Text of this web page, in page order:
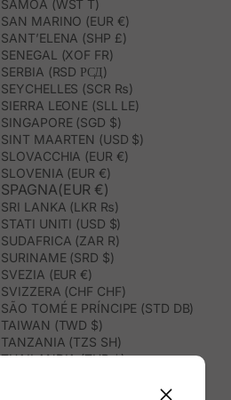
SAMOA (WST T)
SAN MARINO (EUR €)
SANT’ELENA (SHP £)
SENEGAL (XOF FR)
SERBIA (RSD РСД)
SEYCHELLES (SCR ₨)
SIERRA LEONE (SLL LE)
SINGAPORE (SGD $)
SINT MAARTEN (USD $)
SLOVACCHIA (EUR €)
SLOVENIA (EUR €)
SPAGNA(EUR €)
SRI LANKA (LKR ₨)
STATI UNITI (USD $)
SUDAFRICA (ZAR R)
SURINAME (SRD $)
SVEZIA (EUR €)
SVIZZERA (CHF CHF)
SÃO TOMÉ E PRÍNCIPE (STD DB)
TAIWAN (TWD $)
TANZANIA (TZS SH)
THAILANDIA (THB ฿)